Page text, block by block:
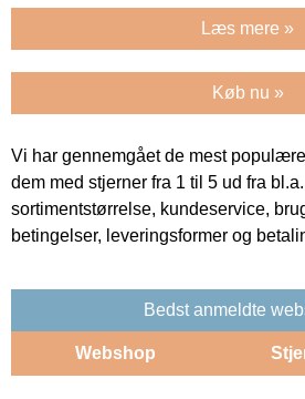
Læs mere »
Køb nu »
Vi har gennemgået de mest
dem med stjerner fra 1 til 5 ud fra
sortimentstørrelse, kundeservice,
betingelser, leveringsformer og
Bedst anmeldte
Webshop